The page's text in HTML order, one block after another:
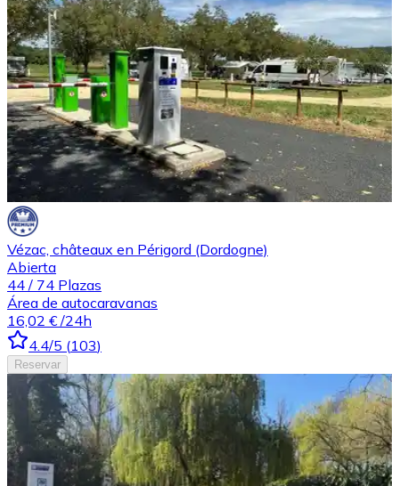
Vézac, châteaux en Périgord (Dordogne)
Abierta
44 / 74 Plazas
Área de autocaravanas
16,02 € /24h
4.4/5 (103)
Reservar